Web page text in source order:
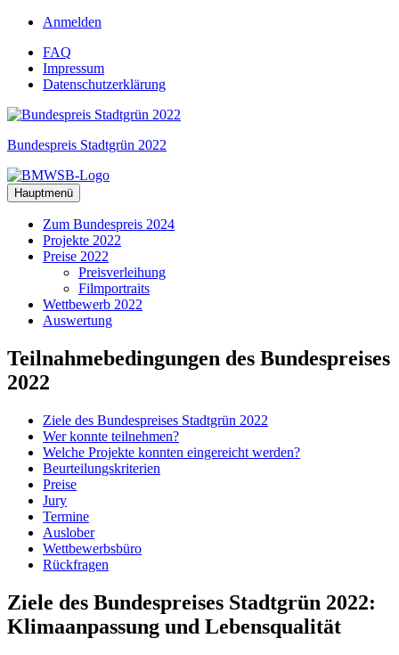
Zum
springen
Anmelden
FAQ
Impressum
Datenschutzerklärung
Bundespreis Stadtgrün 2022
Hauptmenü
Zum Bundespreis 2024
Projekte 2022
Preise 2022
Preisverleihung
Filmportraits
Wettbewerb 2022
Auswertung
Teilnahmebedingungen des Bundespreises
2022
Ziele des Bundespreises Stadtgrün 2022
Wer konnte teilnehmen?
Welche Projekte konnten eingereicht werden?
Beurteilungskriterien
Preise
Jury
Termine
Auslober
Wettbewerbsbüro
Rückfragen
Ziele des Bundespreises Stadtgrün 2022:
Klimaanpassung und Lebensqualität